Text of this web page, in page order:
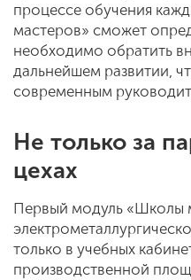
процессе обучения
мастеров» сможет
необходимо обратить
дальнейшем развитии,
современным
Не только за
цехах
Первый модуль «Школы
только в учебных
производственной